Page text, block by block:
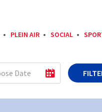
PLEIN AIR SOCIAL